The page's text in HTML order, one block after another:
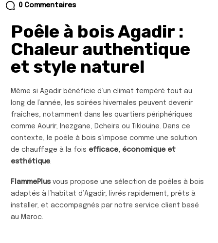
0 Commentaires
Poêle à bois Agadir :
Chaleur authentique
et style naturel
Même si Agadir bénéficie d’un climat tempéré tout au
long de l’année, les soirées hivernales peuvent devenir
fraîches, notamment dans les quartiers périphériques
comme Aourir, Inezgane, Dcheira ou Tikiouine. Dans ce
contexte, le poêle à bois s’impose comme une solution
de chauffage à la fois efficace, économique et
esthétique.
FlammePlus vous propose une sélection de poêles à bois
adaptés à l’habitat d’Agadir, livrés rapidement, prêts à
installer, et accompagnés par notre service client basé
au Maroc.